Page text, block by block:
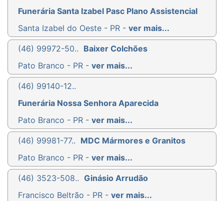
Funerária Santa Izabel Pasc Plano Assistencial
Santa Izabel do Oeste - PR - ver mais...
(46) 99972-50.. Baixer Colchões
Pato Branco - PR - ver mais...
(46) 99140-12..
Funerária Nossa Senhora Aparecida
Pato Branco - PR - ver mais...
(46) 99981-77.. MDC Mármores e Granitos
Pato Branco - PR - ver mais...
(46) 3523-508.. Ginásio Arrudão
Francisco Beltrão - PR - ver mais...